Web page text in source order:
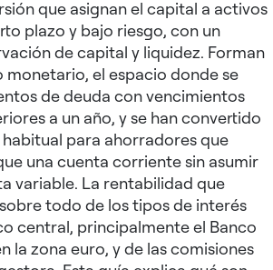
que asignan el capital a activos
plazo y bajo riesgo, con un
de capital y liquidez. Forman
monetario, el espacio donde se
de deuda con vencimientos
a un año, y se han convertido
para ahorradores que
una cuenta corriente sin asumir
variable. La rentabilidad que
todo de los tipos de interés
central, principalmente el Banco
la zona euro, y de las comisiones